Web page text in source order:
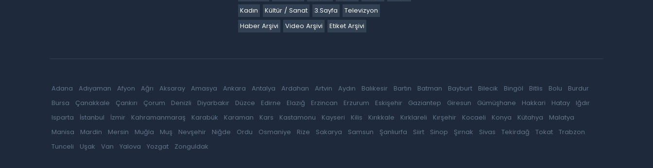
Kadın
Kültür / Sanat 3.Sayfa
Televizyon
Haber Arşivi
Video Arşivi Etiket Arşivi
Adana Adıyaman Afyon Ağrı Aksaray Amasya Ankara Antalya Ardahan Artvin Aydın Balıkesir Bartın Batman Bayburt Bilecik Bingöl Bitlis Bolu
Burdur
Bursa
Çanakkale Çankırı Çorum Denizli Diyarbakır Düzce Edirne Elazığ Erzincan Erzurum Eskişehir Gaziantep Giresun Gümüşhane Hakkari Hatay
Iğdır
Isparta
İstanbul İzmir Kahramanmaraş Karabük Karaman Kars Kastamonu Kayseri Kilis Kırıkkale Kırklareli Kırşehir Kocaeli Konya Kütahya
Malatya
Manisa
Mardin Mersin Muğla Muş Nevşehir Niğde Ordu Osmaniye Rize Sakarya Samsun Şanlıurfa Siirt Sinop Şırnak Sivas Tekirdağ Tokat
Trabzon
Tunceli
Uşak Van Yalova Yozgat Zonguldak